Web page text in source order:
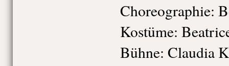
Choreographie:
Kostüme:
Bühne: Claudia